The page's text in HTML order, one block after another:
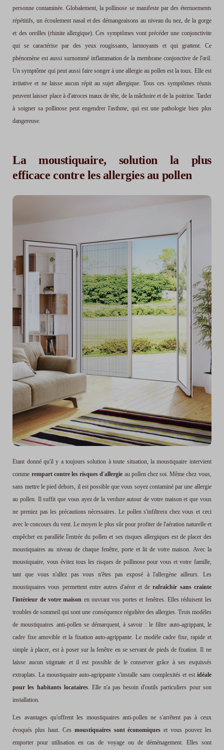
personne contaminée. Globalement, la pollinose se manifeste par des éternuements
répétitifs, un écoulement nasal et des démangeaisons au niveau du nez, de la gorge
et des oreilles (rhinite allergique). Ces symptômes vont précéder une conjonctivite
qui se caractérise par des yeux rougissants, larmoyants et qui grattent. Ce
phénomène est aussi surnommé inflammation de la membrane conjonctive de l'œil.
Un symptôme qui peut aussi faire songer à une allergie au pollen est la toux. Elle est
irritative et ne laisse aucun répit au sujet allergique. Tous ces symptômes réunis
peuvent laisser place à d'atroces maux de tête, de la mâchoire et de la poitrine. Tarder
à soigner sa pollinose peut engendrer l'asthme, qui est une pathologie bien plus
dangereuse.
La moustiquaire, solution la plus
efficace contre les allergies au pollen
Etant donné qu'il y a toujours solution à toute situation, la moustiquaire intervient
comme rempart contre les risques d'allergie au pollen chez soi. Même chez vous,
sans mettre le pied dehors, il est possible que vous soyez contaminé par une allergie
au pollen. Il suffit que vous ayez de la verdure autour de votre maison et que vous
ne preniez pas les précautions nécessaires. Le pollen s'infiltrera chez vous et ceci
avec le concours du vent. Le moyen le plus sûr pour profiter de l'aération naturelle et
empêcher en parallèle l'entrée du pollen et ses risques allergiques est de placer des
moustiquaires au niveau de chaque fenêtre, porte et lit de votre maison. Avec la
moustiquaire, vous évitez tous les risques de pollinose pour vous et votre famille,
tant que vous n'allez pas vous n'êtes pas exposé à l'allergène ailleurs. Les
moustiquaires vous permettent entre autres d'aérer et derafraîchir sans crainte
l'intérieur de votre maison en ouvrant vos portes et fenêtres. Elles réduisent les
troubles de sommeil qui sont une conséquence régulière des allergies. Trois modèles
de moustiquaires anti-pollen se démarquent, à savoir : le filtre auto-agrippant, le
cadre fixe amovible et la fixation auto-agrippante. Le modèle cadre fixe, rapide et
simple à placer, est à poser sur la fenêtre en se servant de pieds de fixation. Il ne
laisse aucun stigmate et il est possible de le conserver grâce à ses esquissés
extraplats. La moustiquaire auto-agrippante s'installe sans complexités et est idéale
pour les habitants locataires. Elle n'a pas besoin d'outils particuliers pour son
installation.
Les avantages qu'offrent les moustiquaires anti-pollen ne s'arrêtent pas à ceux
évoqués plus haut. Ces moustiquaires sont économiques et vous pouvez les
emporter pour utilisation en cas de voyage ou de déménagement. Elles sont